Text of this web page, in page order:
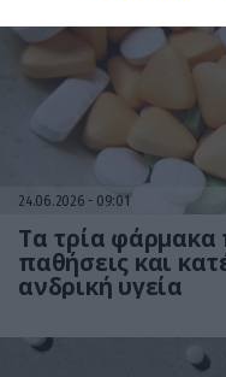
24.06.2026 09:01
Τα τρία φάρμακα
παθήσεις και
ανδρική υγεία